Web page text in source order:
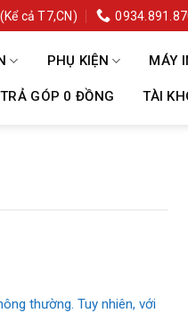
cả T7,CN)
PHỤ KIỆN MÁY
TRẢ GÓP 0 ĐỒNG TÀI
thường. Tuy nhiên, với